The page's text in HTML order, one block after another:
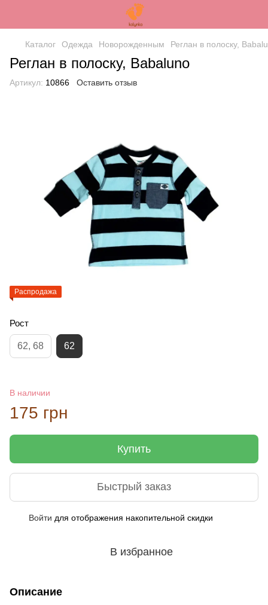
Каталог Одежда Новорожденным Реглан в полоску,
Реглан в полоску, Babaluno
Артикул: 10866 Оставить отзыв
Распродажа
Рост
62, 68 62
В наличии
175 грн
Купить
Быстрый заказ
Войти для отображения накопительной скидки
В избранное
Описание